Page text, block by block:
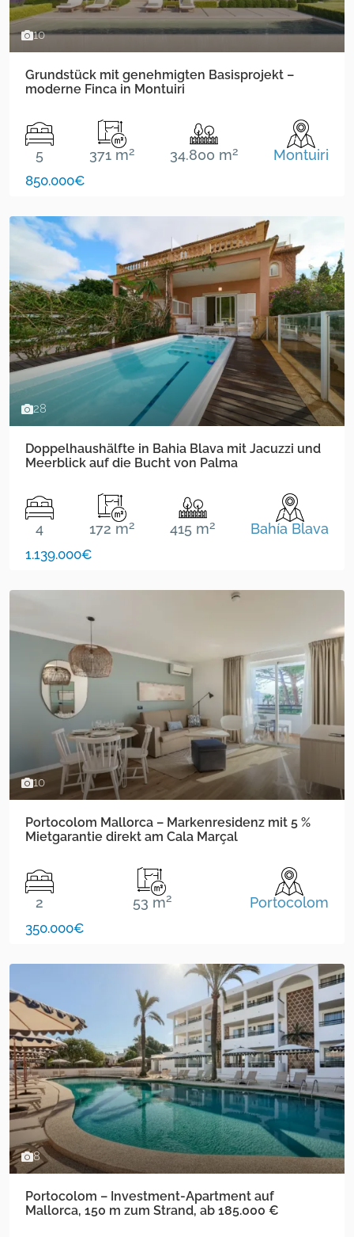
10
Grundstück mit genehmigten Basisprojekt –
moderne Finca in Montuiri
5 371 m2 34.800 m2 Montuiri
850.000€
28
Doppelhaushälfte in Bahia Blava mit Jacuzzi und
Meerblick auf die Bucht von Palma
4 172 m2 415 m2 Bahía Blava
1.139.000€
10
Portocolom Mallorca – Markenresidenz mit 5 %
Mietgarantie direkt am Cala Marçal
2 53 m2 Portocolom
350.000€
8
Portocolom – Investment-Apartment auf
Mallorca, 150 m zum Strand, ab 185.000 €